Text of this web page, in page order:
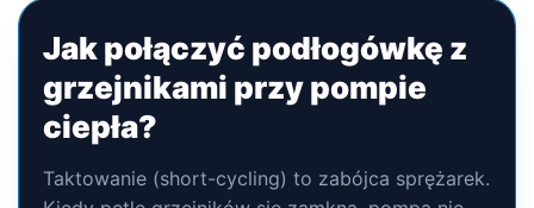
Jak połączyć podłogówkę z
grzejnikami przy pompie
ciepła?
Taktowanie (short-cycling) to zabójca sprężarek.